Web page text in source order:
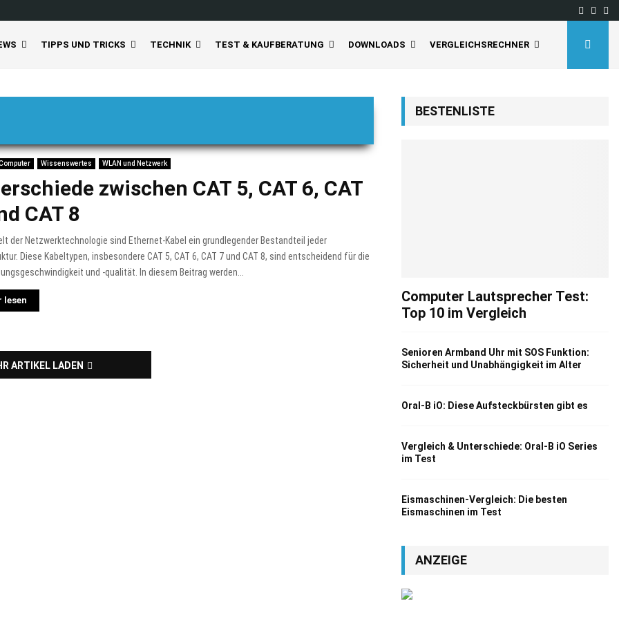
TIPPS UND TRICKS TECHNIK TEST & KAUFBERATUNG DOWNLOADS VERGLEICHSRECHNER
Wissenswertes WLAN und Netzwerk
zwischen CAT 5, CAT 6, CAT
CAT 8
der Netzwerktechnologie sind Ethernet-Kabel ein grundlegender Bestandteil jeder
Diese Kabeltypen, insbesondere CAT 5, CAT 6, CAT 7 und CAT 8, sind entscheidend für die
und -qualität. In diesem Beitrag werden...
lesen
ARTIKEL LADEN
BESTENLISTE
Computer Lautsprecher Test:
Top 10 im Vergleich
Senioren Armband Uhr mit SOS Funktion:
Sicherheit und Unabhängigkeit im Alter
Oral-B iO: Diese Aufsteckbürsten gibt es
Vergleich & Unterschiede: Oral-B iO Series
im Test
Eismaschinen-Vergleich: Die besten
Eismaschinen im Test
ANZEIGE